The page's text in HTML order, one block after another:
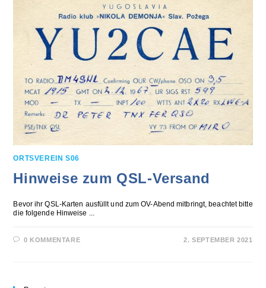
ORTSVEREIN S06
Hinweise zum QSL-Versand
Bevor ihr QSL-Karten ausfüllt und zum OV-Abend mitbringt, beachtet bitte
die folgende Hinweise ...
0 KOMMENTARE 2. SEPTEMBER 2021